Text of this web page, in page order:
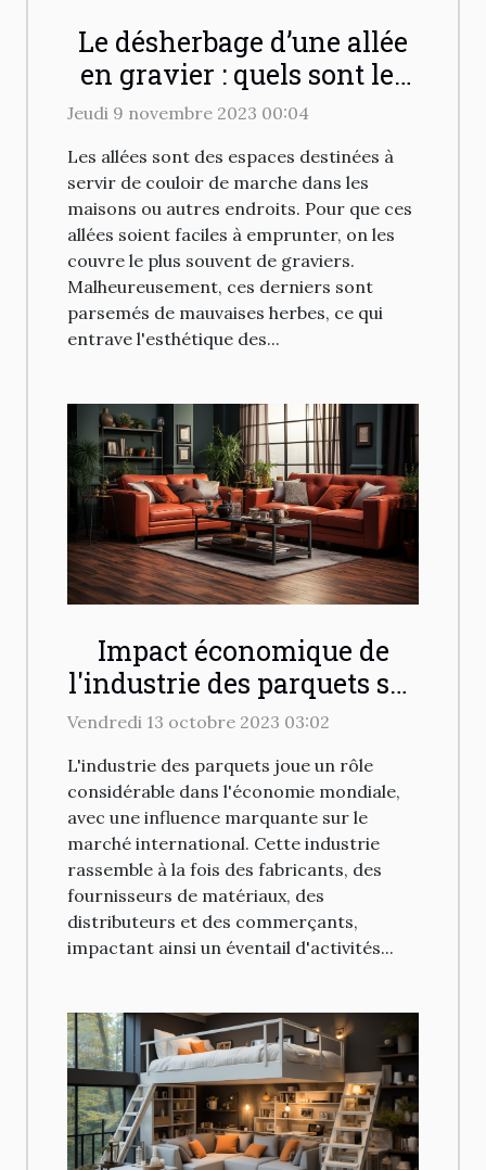
Le désherbage d’une allée
en gravier : quels sont les
différents moyens pour
désherber efficacement ?
Jeudi 9 novembre 2023 00:04
Les allées sont des espaces destinées à
servir de couloir de marche dans les
maisons ou autres endroits. Pour que ces
allées soient faciles à emprunter, on les
couvre le plus souvent de graviers.
Malheureusement, ces derniers sont
parsemés de mauvaises herbes, ce qui
entrave l'esthétique des...
Impact économique de
l'industrie des parquets sur
le marché international
Vendredi 13 octobre 2023 03:02
L'industrie des parquets joue un rôle
considérable dans l'économie mondiale,
avec une influence marquante sur le
marché international. Cette industrie
rassemble à la fois des fabricants, des
fournisseurs de matériaux, des
distributeurs et des commerçants,
impactant ainsi un éventail d'activités...